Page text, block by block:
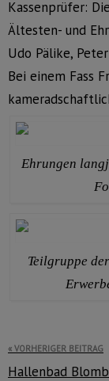
Kassenprüfer:
Ältesten- und
Udo Pälike,
Bei einem Fass
Ehrungen
Teilgruppe
VORHERIGER BEITRAG
Hallenbad